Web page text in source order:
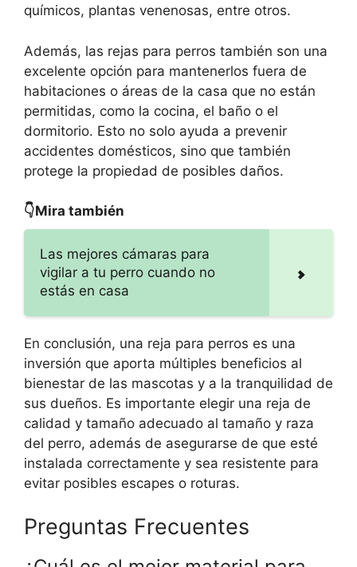
químicos, plantas venenosas, entre otros.
Además, las rejas para perros también son una
excelente opción para mantenerlos fuera de
habitaciones o áreas de la casa que no están
permitidas, como la cocina, el baño o el
dormitorio. Esto no solo ayuda a prevenir
accidentes domésticos, sino que también
protege la propiedad de posibles daños.
👇Mira también
Las mejores cámaras para
vigilar a tu perro cuando no
estás en casa
En conclusión, una reja para perros es una
inversión que aporta múltiples beneficios al
bienestar de las mascotas y a la tranquilidad de
sus dueños. Es importante elegir una reja de
calidad y tamaño adecuado al tamaño y raza
del perro, además de asegurarse de que esté
instalada correctamente y sea resistente para
evitar posibles escapes o roturas.
Preguntas Frecuentes